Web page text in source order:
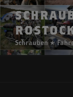
Zum
Inhalt
springen
Schrauben ★